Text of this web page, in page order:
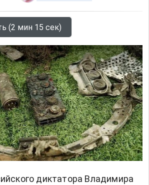
(2 мин 15 сек)
диктатора Владимира